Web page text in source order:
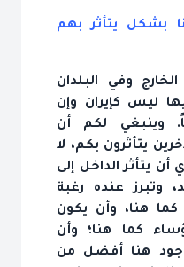
بشكل يتأثر بهم
وفي البلدان
ليس كإيران وإن
وينبغي لكم أن
يتأثرون بكم، لا
أن يتأثر الداخل إلى
وتبرز عنده رغبة
هنا، وأن يكون
كما هنا؛ وأن
هنا أفضل من